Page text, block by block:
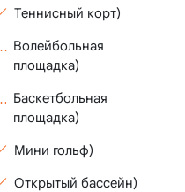
Теннисный корт)
Волейбольная
площадка)
Баскетбольная
площадка)
Мини гольф)
Открытый бассейн)